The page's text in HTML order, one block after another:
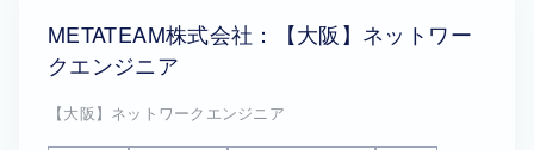
METATEAM株式会社：【大阪】ネットワー
クエンジニア
【大阪】ネットワークエンジニア